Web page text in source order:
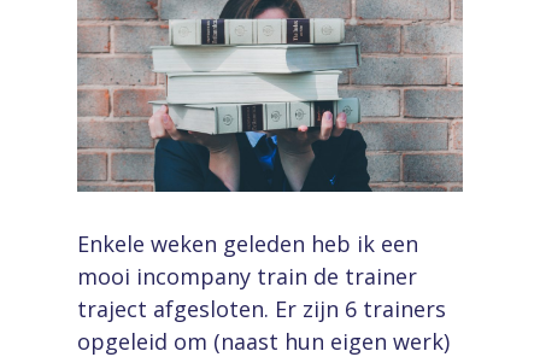
Enkele weken geleden heb ik een
mooi incompany train de trainer
traject afgesloten. Er zijn 6 trainers
opgeleid om (naast hun eigen werk)